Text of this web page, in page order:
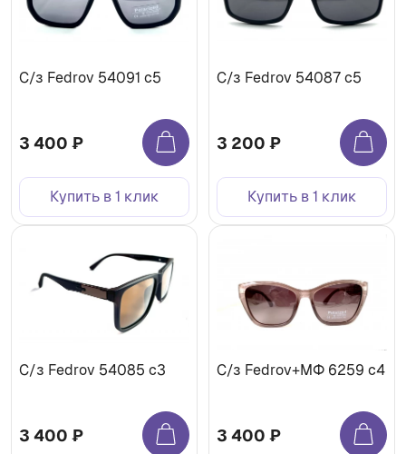
С/з Fedrov 54091 c5
3 400 ₽
Купить в 1 клик
С/з Fedrov 54087 c5
3 200 ₽
Купить в 1 клик
C/з Fedrov 54085 c3
3 400 ₽
С/з Fedrov+МФ 6259 c4
3 400 ₽